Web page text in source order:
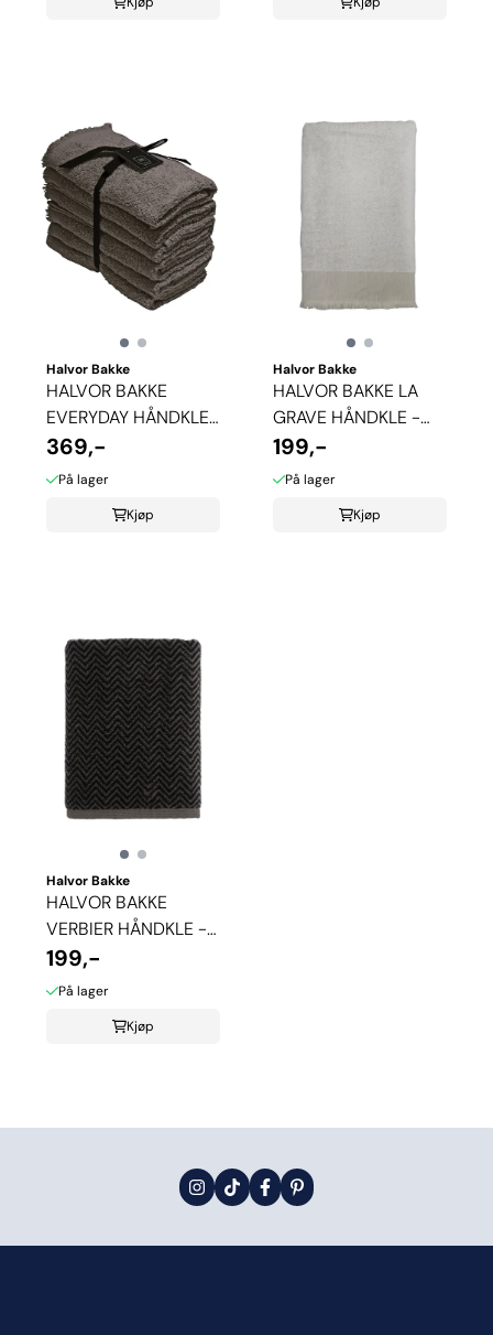
Halvor Bakke
HALVOR BAKKE
EVERYDAY HÅNDKLE
6-PAKK
369,-
På lager
Kjøp
Halvor Bakke
HALVOR BAKKE LA
GRAVE HÅNDKLE -
BRILLIANT WHITE
199,-
På lager
Kjøp
Halvor Bakke
HALVOR BAKKE
VERBIER HÅNDKLE -
BLACK
199,-
På lager
Kjøp